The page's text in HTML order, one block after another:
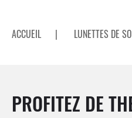
ACCUEIL | LUNETTES DE
PROFITEZ DE